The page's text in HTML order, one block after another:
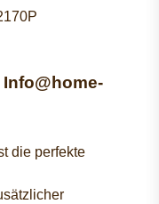
Info@home-
die perfekte